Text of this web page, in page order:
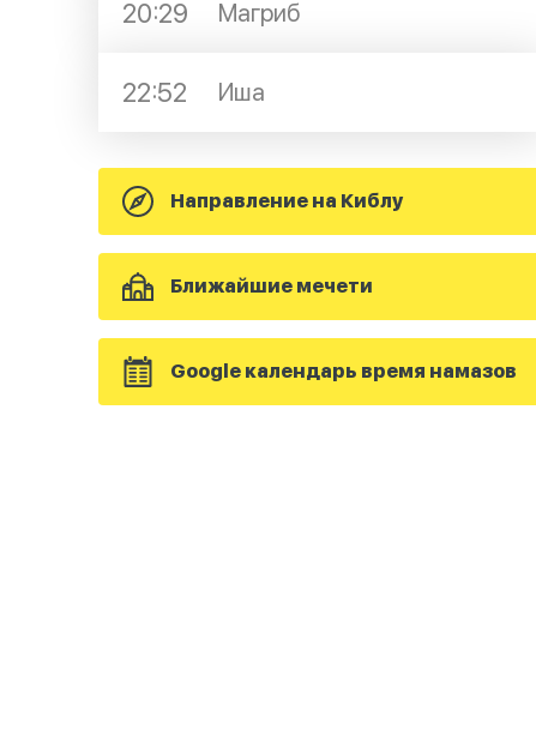
20:29 Магриб
22:52 Иша
Направление на Киблу
Ближайшие мечети
Google календарь время намазов